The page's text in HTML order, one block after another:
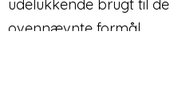
udelukkende brugt til de
ovennævnte formål.